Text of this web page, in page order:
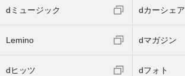
dミュージック dカーシェア
Lemino dマガジン
dヒッツ dフォト